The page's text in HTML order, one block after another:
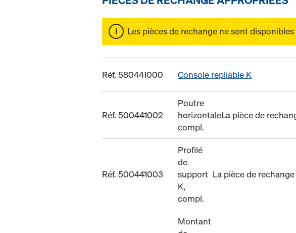
Les pièces de rechange ne sont
Réf. 580441000 Console repliable K
Réf. 500441002
Poutre
horizontale
compl.
La pièce de
Réf. 500441003
Profilé
de
support
K,
compl.
La pièce de
Montant